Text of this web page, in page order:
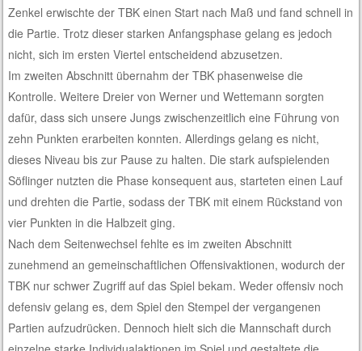
Zenkel erwischte der TBK einen Start nach Maß und fand schnell in
die Partie. Trotz dieser starken Anfangsphase gelang es jedoch
nicht, sich im ersten Viertel entscheidend abzusetzen.
Im zweiten Abschnitt übernahm der TBK phasenweise die
Kontrolle. Weitere Dreier von Werner und Wettemann sorgten
dafür, dass sich unsere Jungs zwischenzeitlich eine Führung von
zehn Punkten erarbeiten konnten. Allerdings gelang es nicht,
dieses Niveau bis zur Pause zu halten. Die stark aufspielenden
Söflinger nutzten die Phase konsequent aus, starteten einen Lauf
und drehten die Partie, sodass der TBK mit einem Rückstand von
vier Punkten in die Halbzeit ging.
Nach dem Seitenwechsel fehlte es im zweiten Abschnitt
zunehmend an gemeinschaftlichen Offensivaktionen, wodurch der
TBK nur schwer Zugriff auf das Spiel bekam. Weder offensiv noch
defensiv gelang es, dem Spiel den Stempel der vergangenen
Partien aufzudrücken. Dennoch hielt sich die Mannschaft durch